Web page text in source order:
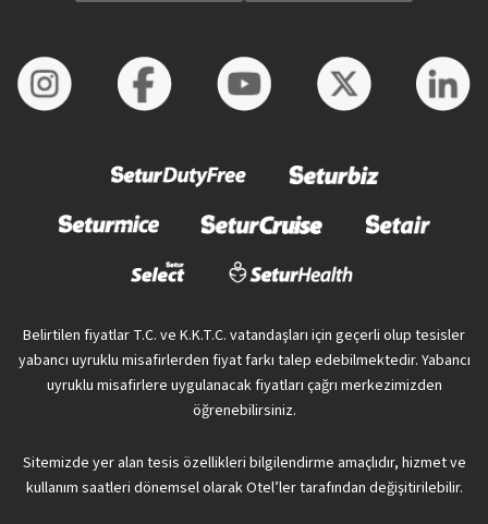
Belirtilen fiyatlar T.C. ve K.K.T.C. vatandaşları için geçerli olup tesisler
yabancı uyruklu misafirlerden fiyat farkı talep edebilmektedir. Yabancı
uyruklu misafirlere uygulanacak fiyatları çağrı merkezimizden
öğrenebilirsiniz.
Sitemizde yer alan tesis özellikleri bilgilendirme amaçlıdır, hizmet ve
kullanım saatleri dönemsel olarak Otel’ler tarafından değişitirilebilir.